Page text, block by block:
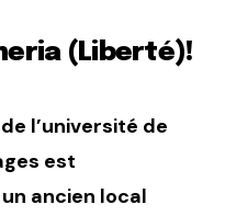
(Liberté)!
l’université de
est
ancien local